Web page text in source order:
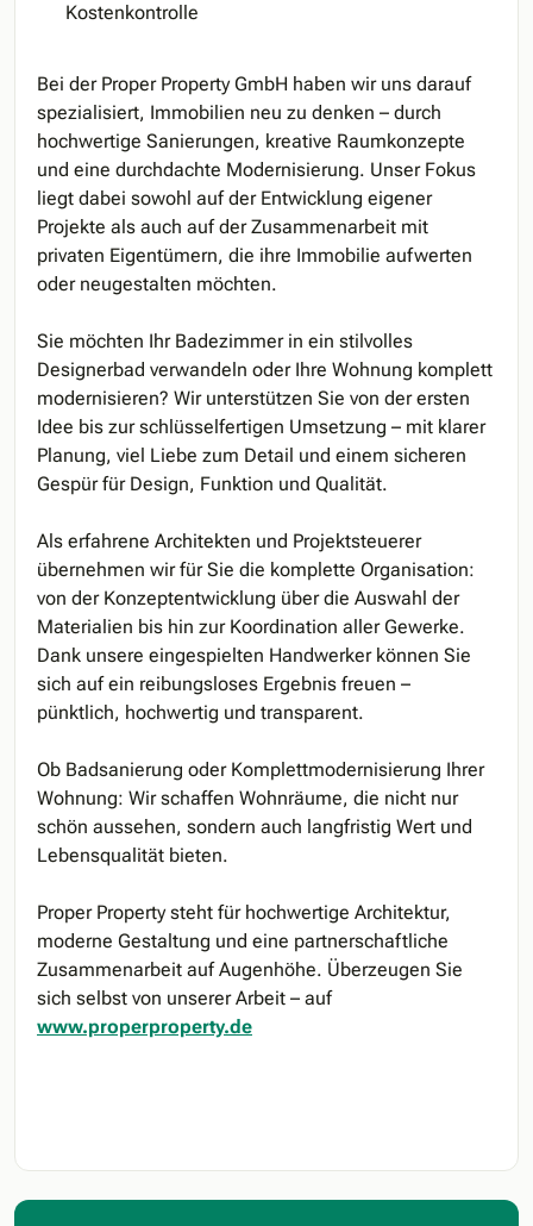
Kostenkontrolle
Bei der Proper Property GmbH haben wir uns darauf
spezialisiert, Immobilien neu zu denken – durch
hochwertige Sanierungen, kreative Raumkonzepte
und eine durchdachte Modernisierung. Unser Fokus
liegt dabei sowohl auf der Entwicklung eigener
Projekte als auch auf der Zusammenarbeit mit
privaten Eigentümern, die ihre Immobilie aufwerten
oder neugestalten möchten.
Sie möchten Ihr Badezimmer in ein stilvolles
Designerbad verwandeln oder Ihre Wohnung komplett
modernisieren? Wir unterstützen Sie von der ersten
Idee bis zur schlüsselfertigen Umsetzung – mit klarer
Planung, viel Liebe zum Detail und einem sicheren
Gespür für Design, Funktion und Qualität.
Als erfahrene Architekten und Projektsteuerer
übernehmen wir für Sie die komplette Organisation:
von der Konzeptentwicklung über die Auswahl der
Materialien bis hin zur Koordination aller Gewerke.
Dank unsere eingespielten Handwerker können Sie
sich auf ein reibungsloses Ergebnis freuen –
pünktlich, hochwertig und transparent.
Ob Badsanierung oder Komplettmodernisierung Ihrer
Wohnung: Wir schaffen Wohnräume, die nicht nur
schön aussehen, sondern auch langfristig Wert und
Lebensqualität bieten.
Proper Property steht für hochwertige Architektur,
moderne Gestaltung und eine partnerschaftliche
Zusammenarbeit auf Augenhöhe. Überzeugen Sie
sich selbst von unserer Arbeit – auf
www.properproperty.de